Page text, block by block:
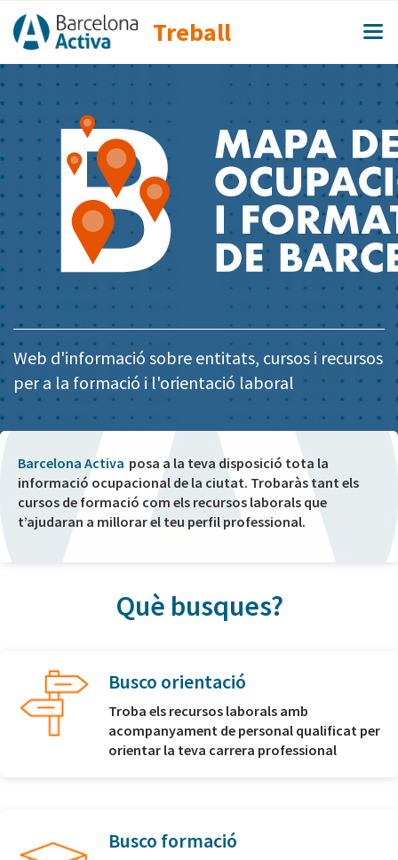
Treball
Web d'informació sobre entitats, cursos i recursos
per a la formació i l'orientació laboral
Barcelona Activa posa a la teva disposició tota la
informació ocupacional de la ciutat. Trobaràs tant els
cursos de formació com els recursos laborals que
t’ajudaran a millorar el teu perfil professional.
Què busques?
Busco orientació
Troba els recursos laborals amb
acompanyament de personal qualificat per
orientar la teva carrera professional
Busco formació